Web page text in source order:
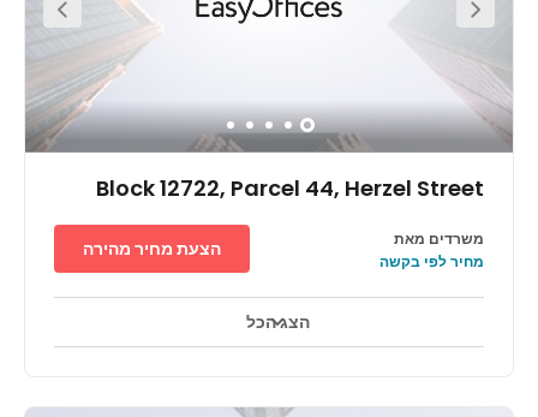
atmospheres.
Block 12722, Parcel 44, Herzel Street
משרדים מאת
מחיר לפי בקשה
הצעת מחיר מהירה
הצג הכל